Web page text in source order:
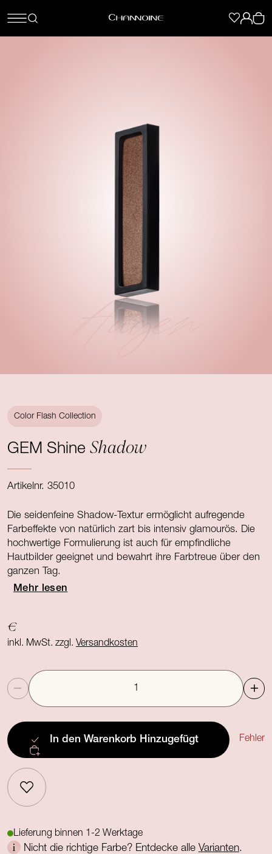
Augen
Color Flash Collection
GEM ShineShadow
Artikelnr. 35010
Die seidenfeine Shadow-Textur ermöglicht aufregende
Farbeffekte von natürlich zart bis intensiv glamourös. Die
hochwertige Formulierung ist auch für empfindliche
Hautbilder geeignet und bewahrt ihre Farbtreue über den
ganzen Tag.
Mehr lesen
€
inkl. MwSt. zzgl.Versandkosten
Anzahl
In den Warenkorb Hinzugefügt Fehler
Lieferung binnen 1-2 Werktage
Nicht die richtige Farbe? Entdecke alle Varianten.